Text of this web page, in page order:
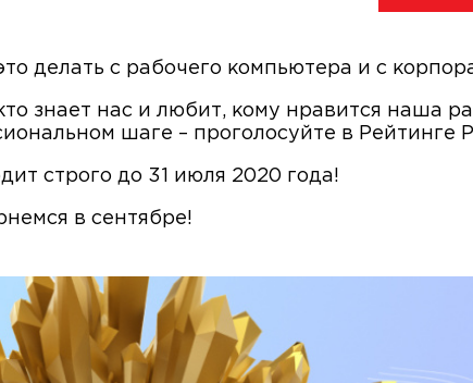
делать с рабочего компьютера и с
знает нас и любит, кому нравится наша
шаге – проголосуйте в Рейтинге
строго до 31 июля 2020 года!
в сентябре!